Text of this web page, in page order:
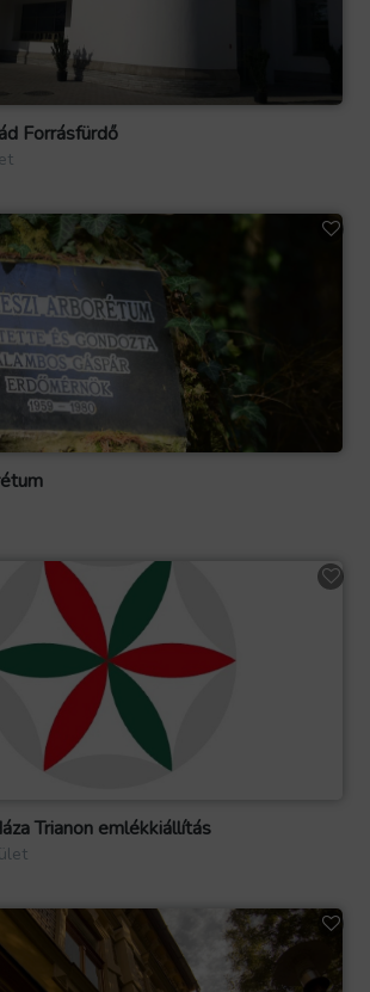
Forrásfürdő
Trianon emlékkiállítás